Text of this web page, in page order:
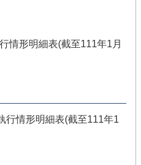
情形明細表(截至111年1月
行情形明細表(截至111年1